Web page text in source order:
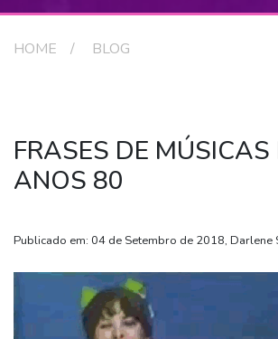
HOME BLOG
FRASES DE
ANOS 80
Publicado em: 04 de Setembro de 2018, Darlene